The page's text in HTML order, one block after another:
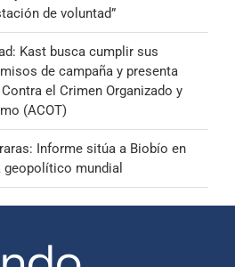
de voluntad”
Kast busca cumplir sus
de campaña y presenta
el Crimen Organizado y
(ACOT)
Informe sitúa a Biobío en
geopolítico mundial